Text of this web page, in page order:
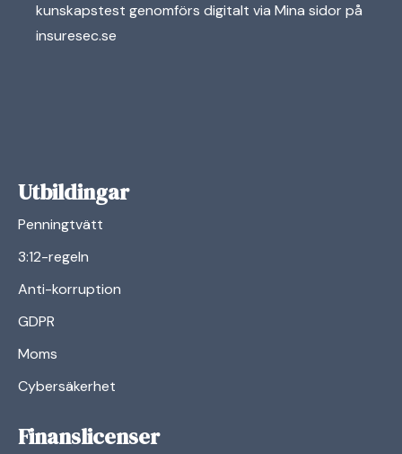
kunskapstest genomförs digitalt via Mina sidor på
insuresec.se
Utbildingar
Penningtvätt
3:12-regeln
Anti-korruption
GDPR
Moms
Cybersäkerhet
Finanslicenser